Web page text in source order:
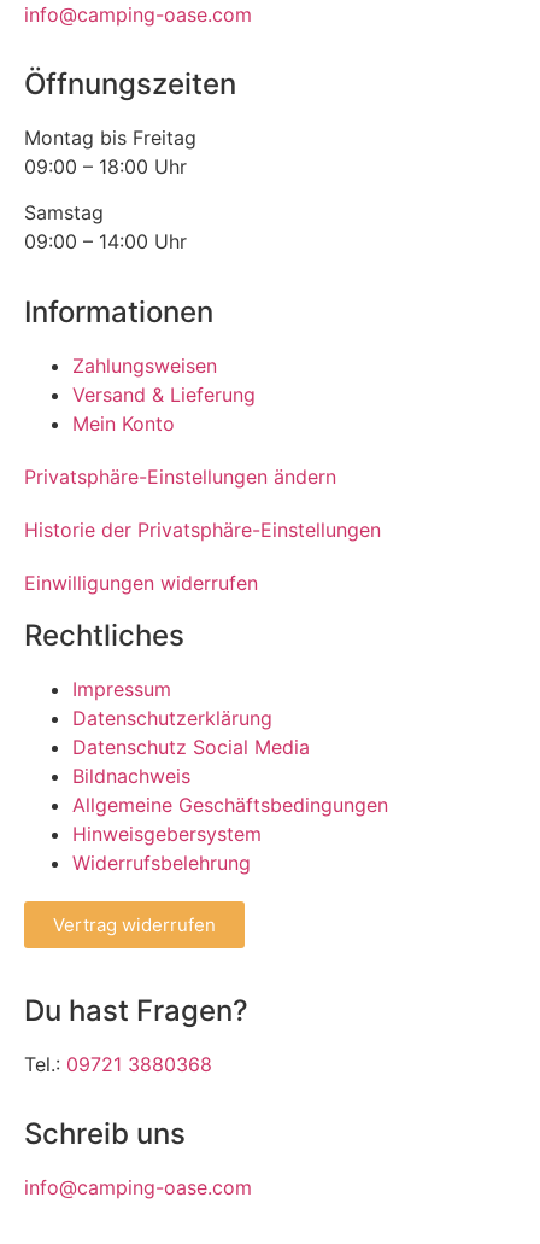
info@camping-oase.com
Öffnungszeiten
Montag bis Freitag
09:00 – 18:00 Uhr
Samstag
09:00 – 14:00 Uhr
Informationen
Zahlungsweisen
Versand & Lieferung
Mein Konto
Privatsphäre-Einstellungen ändern
Historie der Privatsphäre-Einstellungen
Einwilligungen widerrufen
Rechtliches
Impressum
Datenschutzerklärung
Datenschutz Social Media
Bildnachweis
Allgemeine Geschäftsbedingungen
Hinweisgebersystem
Widerrufsbelehrung
Vertrag widerrufen
Du hast Fragen?
Tel.: 09721 3880368
Schreib uns
info@camping-oase.com